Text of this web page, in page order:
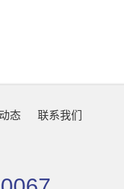
态 联系我们